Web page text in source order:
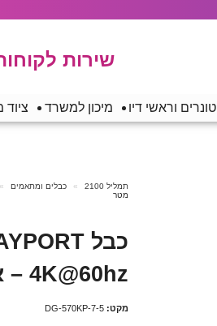
שירות
טונרים וראשי דיו מיכון למשרד ציוד
תמליל 2100 כבלים ומתאמים
מטר
4K@60hz – אורך 7.5 מטר
מקט: DG-570KP-7-5